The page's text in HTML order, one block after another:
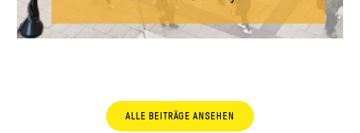
ALLE BEITRÄGE ANSEHEN